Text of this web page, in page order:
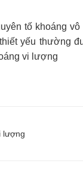
tố khoáng
yếu thường
vi lượng
lượng